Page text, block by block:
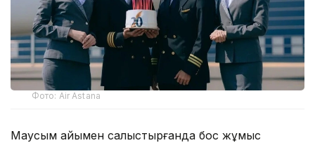
Фото: Air Astana
Маусым айымен салыстырғанда бос жұмыс